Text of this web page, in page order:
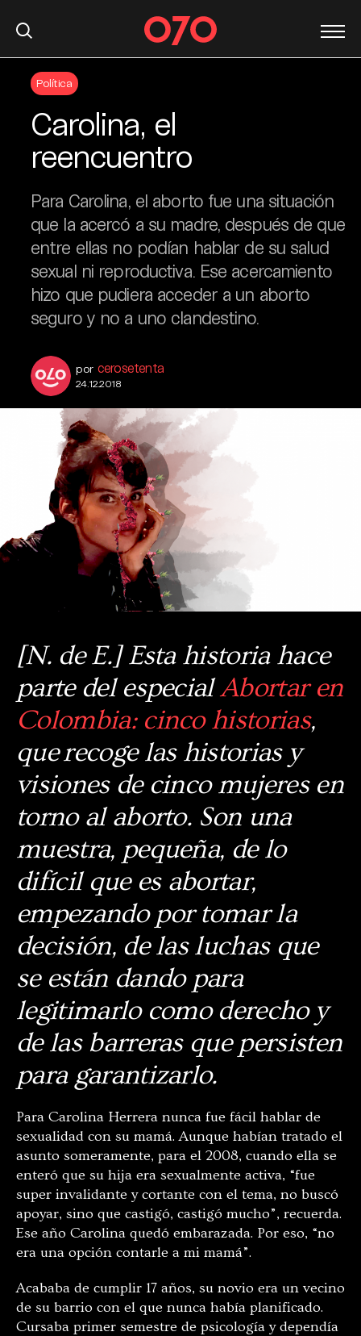
Política
Carolina, el
reencuentro
Para Carolina, el aborto fue una situación
que la acercó a su madre, después de que
entre ellas no podían hablar de su salud
sexual ni reproductiva. Ese acercamiento
hizo que pudiera acceder a un aborto
seguro y no a uno clandestino.
por cerosetenta
24.12.2018
[N. de E.] Esta historia hace
parte del especialAbortar en
Colombia: cinco historias,
que recoge las historias y
visiones de cinco mujeres en
torno al aborto. Son una
muestra, pequeña, de lo
difícil que es abortar,
empezando por tomar la
decisión, de las luchas que
se están dando para
legitimarlo como derecho y
de las barreras que persisten
para garantizarlo.
Para Carolina Herrera nunca fue fácil hablar de
sexualidad con su mamá. Aunque habían tratado el
asunto someramente, para el 2008, cuando ella se
enteró que su hija era sexualmente activa, “fue
super invalidante y cortante con el tema, no buscó
apoyar, sino que castigó, castigó mucho”, recuerda.
Ese año Carolina quedó embarazada. Por eso, “no
era una opción contarle a mi mamá”.
Acababa de cumplir 17 años, su novio era un vecino
de su barrio con el que nunca había planificado.
Cursaba primer semestre de psicología y dependía